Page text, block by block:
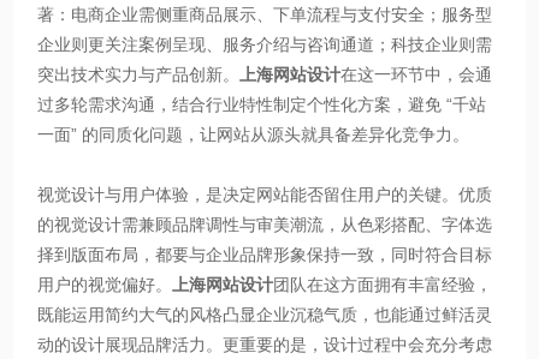
著：电商企业需侧重商品展示、下单流程与支付安全；服务型
企业则更关注案例呈现、服务介绍与咨询通道；科技企业则需
突出技术实力与产品创新。
上海网站设计在这一环节中，会通
过多轮需求沟通，结合行业特性制定个性化方案，避免 “千站
一面” 的同质化问题，让网站从源头就具备差异化竞争力。​
视觉设计与用户体验，是决定网站能否留住用户的关键。优质
的视觉设计需兼顾品牌调性与审美潮流，从色彩搭配、字体选
择到版面布局，都要与企业品牌形象保持一致，同时符合目标
用户的视觉偏好。
上海网站设计团队在这方面拥有丰富经验，
既能运用简约大气的风格凸显企业沉稳气质，也能通过鲜活灵
动的设计展现品牌活力。更重要的是，设计过程中会充分考虑